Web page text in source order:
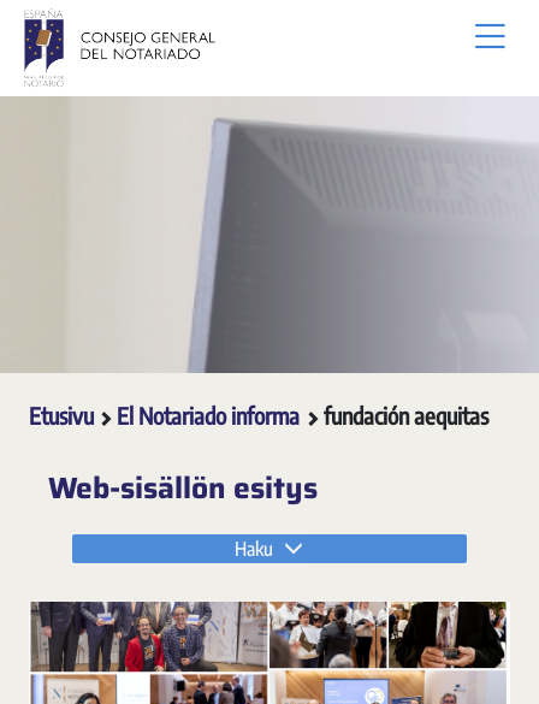
Siirry pääsisältöön
Etusivu El Notariado informa fundación aequitas
Web-sisällön esitys
Haku